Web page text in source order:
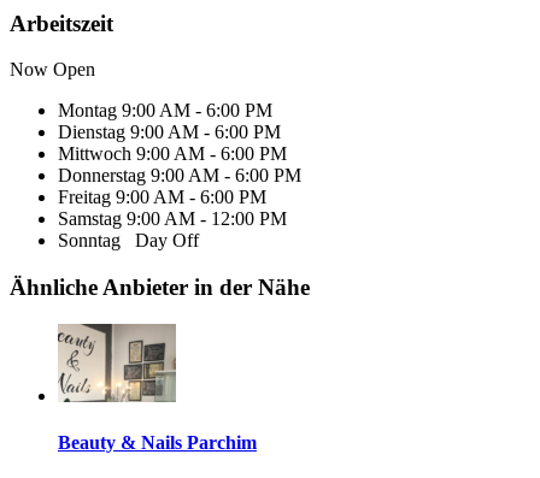
Arbeitszeit
Now Open
Montag 9:00 AM - 6:00 PM
Dienstag 9:00 AM - 6:00 PM
Mittwoch 9:00 AM - 6:00 PM
Donnerstag 9:00 AM - 6:00 PM
Freitag 9:00 AM - 6:00 PM
Samstag 9:00 AM - 12:00 PM
Sonntag Day Off
Ähnliche Anbieter in der Nähe
Beauty & Nails Parchim